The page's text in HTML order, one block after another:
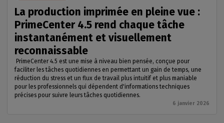
La production imprimée en pleine vue :
PrimeCenter 4.5 rend chaque tâche
instantanément et visuellement
reconnaissable
PrimeCenter 4.5 est une mise à niveau bien pensée, conçue pour
faciliter les tâches quotidiennes en permettant un gain de temps, une
réduction du stress et un flux de travail plus intuitif et plus maniable
pour les professionnels qui dépendent d'informations techniques
précises pour suivre leurs tâches quotidiennes.
6 janvier 2026